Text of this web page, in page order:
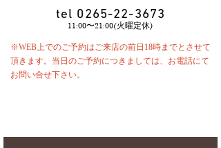
tel 0265-22-3673
11:00〜21:00(火曜定休)
※WEB上でのご予約はご来店の前日18時までとさせて
頂きます。当日のご予約につきましては、お電話にて
お問い合せ下さい。